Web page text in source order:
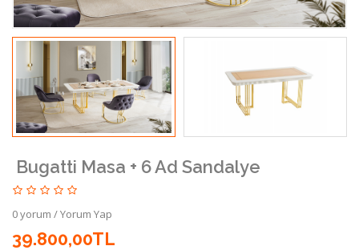
Bugatti Masa + 6 Ad Sandalye
0 yorum /Yorum Yap
39.800,00TL